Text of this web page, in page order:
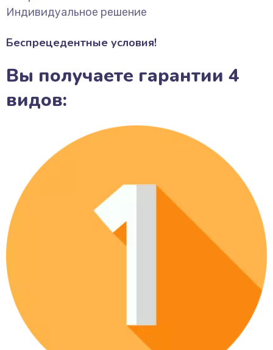
Индивидуальное решение
Беспрецедентные условия!
Вы получаете гарантии 4
видов: